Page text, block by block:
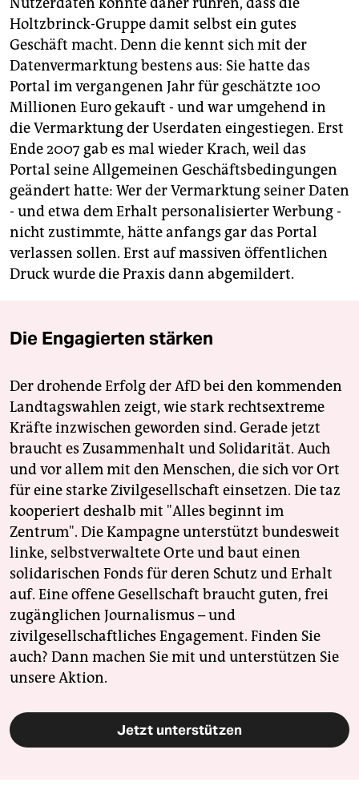
Holtzbrinck-Gruppe damit selbst ein gutes
Geschäft macht. Denn die kennt sich mit der
Datenvermarktung bestens aus: Sie hatte das
Portal im vergangenen Jahr für geschätzte 100
Millionen Euro gekauft - und war umgehend in
die Vermarktung der Userdaten eingestiegen. Erst
Ende 2007 gab es mal wieder Krach, weil das
Portal seine Allgemeinen Geschäftsbedingungen
geändert hatte: Wer der Vermarktung seiner Daten
- und etwa dem Erhalt personalisierter Werbung -
nicht zustimmte, hätte anfangs gar das Portal
verlassen sollen. Erst auf massiven öffentlichen
Druck wurde die Praxis dann abgemildert.
Die Engagierten stärken
Der drohende Erfolg der AfD bei den kommenden
Landtagswahlen zeigt, wie stark rechtsextreme
Kräfte inzwischen geworden sind. Gerade jetzt
braucht es Zusammenhalt und Solidarität. Auch
und vor allem mit den Menschen, die sich vor Ort
für eine starke Zivilgesellschaft einsetzen. Die taz
kooperiert deshalb mit "Alles beginnt im
Zentrum". Die Kampagne unterstützt bundesweit
linke, selbstverwaltete Orte und baut einen
solidarischen Fonds für deren Schutz und Erhalt
auf. Eine offene Gesellschaft braucht guten, frei
zugänglichen Journalismus – und
zivilgesellschaftliches Engagement. Finden Sie
auch? Dann machen Sie mit und unterstützen Sie
unsere Aktion.
Jetzt unterstützen